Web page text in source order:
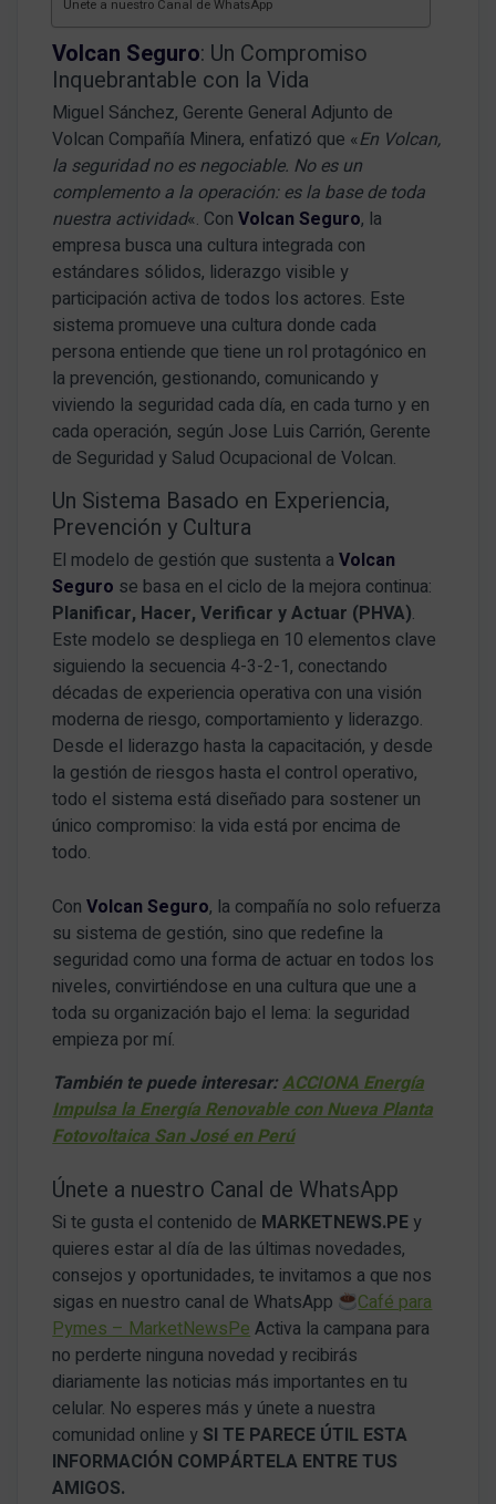
Únete a nuestro Canal de WhatsApp
Volcan Seguro: Un Compromiso
Inquebrantable con la Vida
Miguel Sánchez, Gerente General Adjunto de
Volcan Compañía Minera, enfatizó que «En Volcan,
la seguridad no es negociable. No es un
complemento a la operación: es la base de toda
nuestra actividad«. ConVolcan Seguro, la
empresa busca una cultura integrada con
estándares sólidos, liderazgo visible y
participación activa de todos los actores. Este
sistema promueve una cultura donde cada
persona entiende que tiene un rol protagónico en
la prevención, gestionando, comunicando y
viviendo la seguridad cada día, en cada turno y en
cada operación, según Jose Luis Carrión, Gerente
de Seguridad y Salud Ocupacional de Volcan.
Un Sistema Basado en Experiencia,
Prevención y Cultura
El modelo de gestión que sustenta aVolcan
Seguro se basa en el ciclo de la mejora continua:
Planificar, Hacer, Verificar y Actuar (PHVA).
Este modelo se despliega en 10 elementos clave
siguiendo la secuencia 4-3-2-1, conectando
décadas de experiencia operativa con una visión
moderna de riesgo, comportamiento y liderazgo.
Desde el liderazgo hasta la capacitación, y desde
la gestión de riesgos hasta el control operativo,
todo el sistema está diseñado para sostener un
único compromiso: la vida está por encima de
todo.
ConVolcan Seguro, la compañía no solo refuerza
su sistema de gestión, sino que redefine la
seguridad como una forma de actuar en todos los
niveles, convirtiéndose en una cultura que une a
toda su organización bajo el lema: la seguridad
empieza por mí.
También te puede interesar:ACCIONA Energía
Impulsa la Energía Renovable con Nueva Planta
Fotovoltaica San José en Perú
Únete a nuestro Canal de WhatsApp
Si te gusta el contenido de MARKETNEWS.PE y
quieres estar al día de las últimas novedades,
consejos y oportunidades, te invitamos a que nos
sigas en nuestro canal de WhatsApp
Café para
Pymes – MarketNewsPeActiva la campana para
no perderte ninguna novedad y recibirás
diariamente las noticias más importantes en tu
celular. No esperes más y únete a nuestra
comunidad online y SI TE PARECE ÚTIL ESTA
INFORMACIÓN COMPÁRTELA ENTRE TUS
AMIGOS.